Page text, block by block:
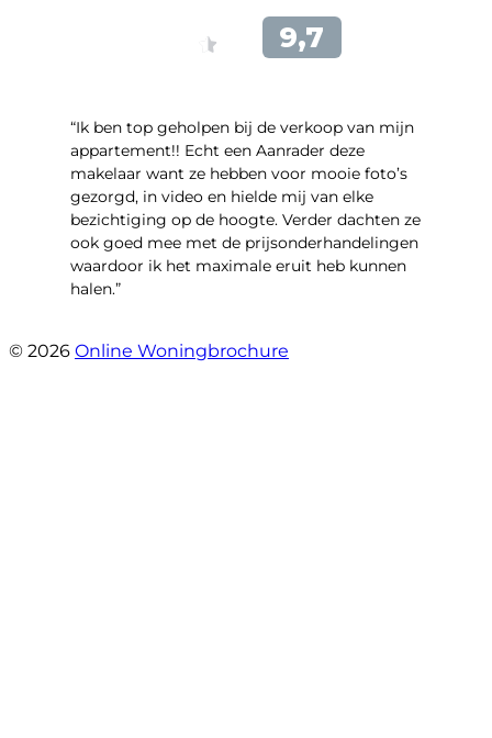
“Ik ben top geholpen bij de verkoop van mijn
appartement!! Echt een Aanrader deze
makelaar want ze hebben voor mooie foto’s
gezorgd, in video en hielde mij van elke
bezichtiging op de hoogte. Verder dachten ze
ook goed mee met de prijsonderhandelingen
waardoor ik het maximale eruit heb kunnen
halen.”
© 2026 Online Woningbrochure